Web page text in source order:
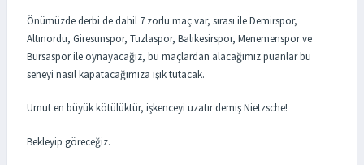
Önümüzde derbi de dahil 7 zorlu maç var, sırası ile Demirspor,
Altınordu, Giresunspor, Tuzlaspor, Balıkesirspor, Menemenspor ve
Bursaspor ile oynayacağız, bu maçlardan alacağımız puanlar bu
seneyi nasıl kapatacağımıza ışık tutacak.
Umut en büyük kötülüktür, işkenceyi uzatır demiş Nietzsche!
Bekleyip göreceğiz.